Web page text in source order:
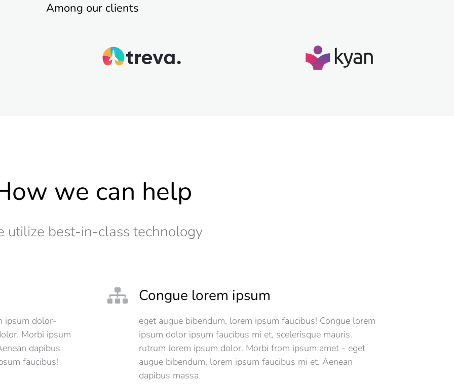
Among our clients
we can help
utilize best-in-class technology
ipsum dolor-
Morbi ipsum
dapibus
faucibus!
Congue lorem ipsum
eget augue bibendum, lorem ipsum faucibus! Congue lorem
ipsum dolor ipsum faucibus mi et, scelerisque mauris.
rutrum lorem ipsum dolor. Morbi from ipsum amet - eget
augue bibendum, lorem ipsum faucibus mi et. Aenean
dapibus massa.